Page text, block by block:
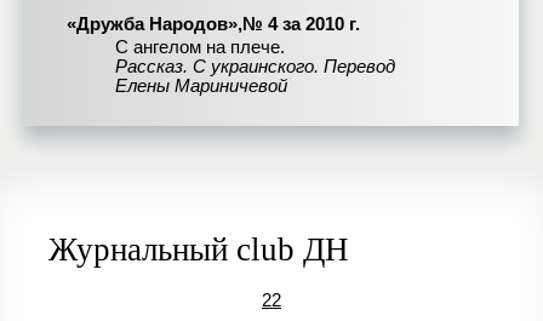
«Дружба Народов»,№ 4 за 2010 г.
С ангелом на плече.
Рассказ. С украинского. Перевод
Елены Мариничевой
Журнальный club ДН
22